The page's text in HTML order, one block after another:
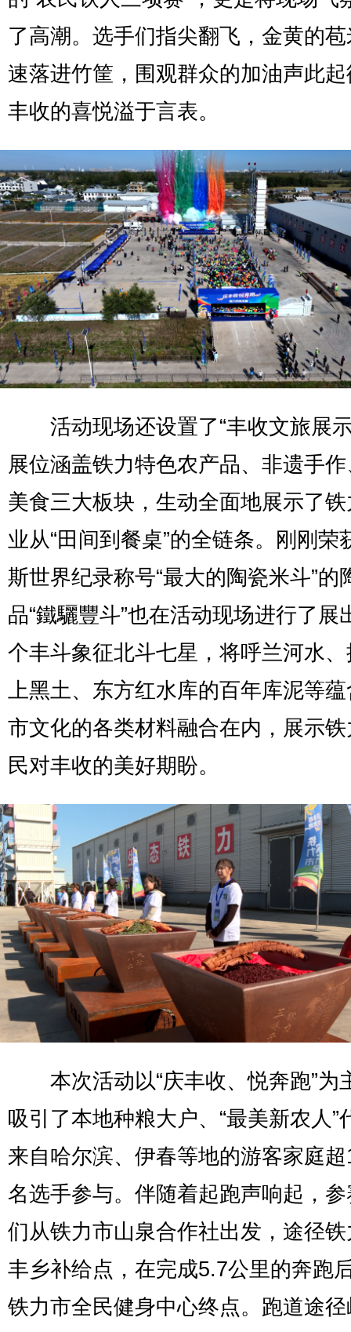
了高潮。选手们指尖翻飞，金黄的
速落进竹筐，围观群众的加油声此
丰收的喜悦溢于言表。
活动现场还设置了“丰收文旅展示
展位涵盖铁力特色农产品、非遗手
美食三大板块，生动全面地展示了
业从“田间到餐桌”的全链条。刚刚荣
斯世界纪录称号“最大的陶瓷米斗”的
品“鐵驪豐斗”也在活动现场进行了展
个丰斗象征北斗七星，将呼兰河水
上黑土、东方红水库的百年库泥等
市文化的各类材料融合在内，展示
民对丰收的美好期盼。
本次活动以“庆丰收、悦奔跑”为
吸引了本地种粮大户、“最美新农人”
来自哈尔滨、伊春等地的游客家庭
名选手参与。伴随着起跑声响起，
们从铁力市山泉合作社出发，途径
丰乡补给点，在完成5.7公里的奔跑
铁力市全民健身中心终点。跑道途